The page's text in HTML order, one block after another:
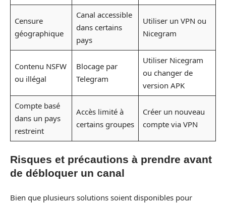
Censure
géographique
Canal accessible
dans certains
pays
Utiliser un VPN ou
Nicegram
Contenu NSFW
ou illégal
Blocage par
Telegram
Utiliser Nicegram
ou changer de
version APK
Compte basé
dans un pays
restreint
Accès limité à
certains groupes
Créer un nouveau
compte via VPN
Risques et précautions à prendre avant
de débloquer un canal
Bien que plusieurs solutions soient disponibles pour